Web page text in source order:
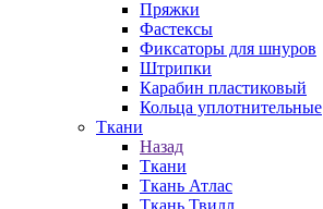
Пряжки
Фастексы
Фиксаторы для шнуров
Штрипки
Карабин пластиковый
Кольца уплотнительные
Ткани
Назад
Ткани
Ткань Атлас
Ткань Твилл